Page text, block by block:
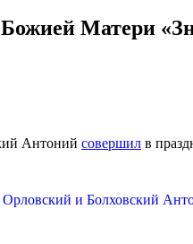
Матери
Антоний совершил в